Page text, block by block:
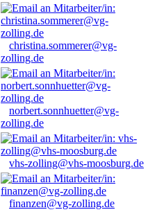
christina.sommerer@vg-
zolling.de
norbert.sonnhuetter@vg-
zolling.de
vhs-zolling@vhs-moosburg.de
finanzen@vg-zolling.de